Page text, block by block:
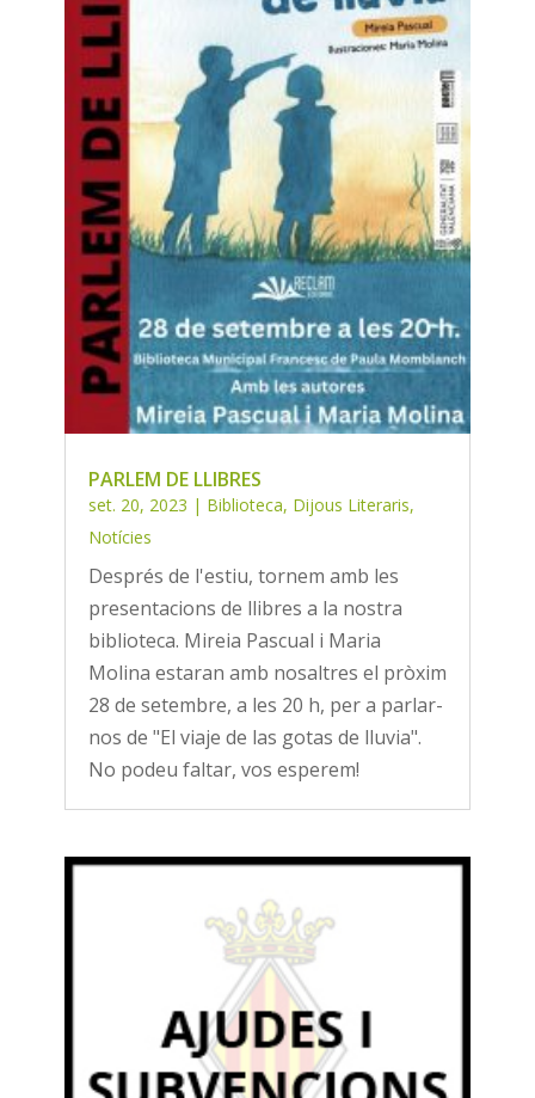
PARLEM DE LLIBRES
set. 20, 2023 | Biblioteca, Dijous Literaris,
Notícies
Després de l'estiu, tornem amb les
presentacions de llibres a la nostra
biblioteca. Mireia Pascual i Maria
Molina estaran amb nosaltres el pròxim
28 de setembre, a les 20 h, per a parlar-
nos de "El viaje de las gotas de lluvia".
No podeu faltar, vos esperem!